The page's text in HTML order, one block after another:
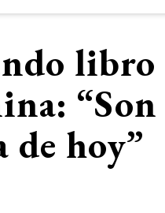
libro
“Son
de hoy”